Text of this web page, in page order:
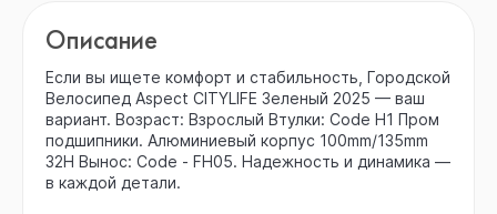
Описание
Если вы ищете комфорт и стабильность, Городской
Велосипед Aspect CITYLIFE Зеленый 2025 — ваш
вариант. Возраст: Взрослый Втулки: Code H1 Пром
подшипники. Алюминиевый корпус 100mm/135mm
32H Вынос: Code - FH05. Надежность и динамика —
в каждой детали.